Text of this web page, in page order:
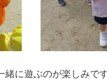
緒に遊ぶのが楽しみで